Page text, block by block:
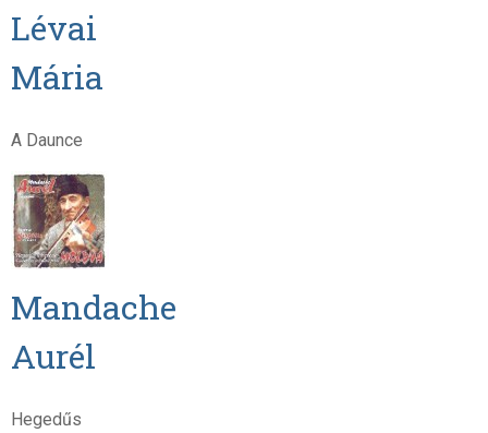
Lévai
Mária
A Daunce
Mandache
Aurél
Hegedűs